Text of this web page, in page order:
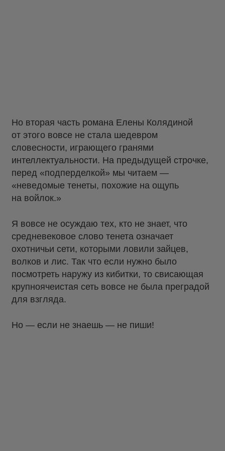
Но вторая часть романа Елены Колядиной
от этого вовсе не стала шедевром
словесности, играющего гранями
интеллектуальности. На предыдущей строчке,
перед «подперделкой» мы читаем —
«неведомые тенеты, похожие на ощупь
на войлок.»
Я вовсе не осуждаю тех, кто не знает, что
средневековое слово тенета означает
охотничьи сети, которыми ловили зайцев,
волков и лис. Так что если нужно было
посмотреть наружу из кибитки, то свисающая
крупноячеистая сеть вовсе не была преградой
для взгляда.
Но — если не знаешь — не пиши!